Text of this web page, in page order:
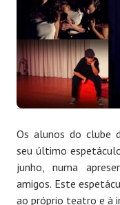
Os alunos do clube
seu último
junho, numa
amigos. Este
ao próprio teatro e à